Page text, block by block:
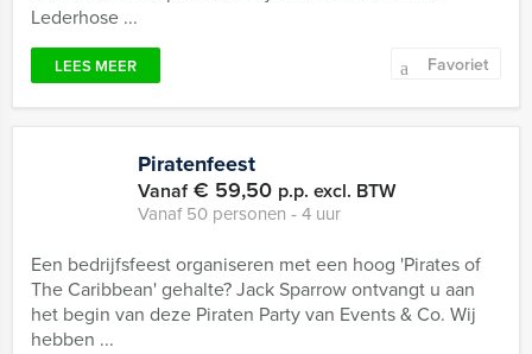
Lederhose ...
LEES MEER Favoriet
Piratenfeest
Vanaf€ 59,50 p.p. excl. BTW
Vanaf 50 personen ‐ 4 uur
Een bedrijfsfeest organiseren met een hoog 'Pirates of
The Caribbean' gehalte? Jack Sparrow ontvangt u aan
het begin van deze Piraten Party van Events & Co. Wij
hebben ...